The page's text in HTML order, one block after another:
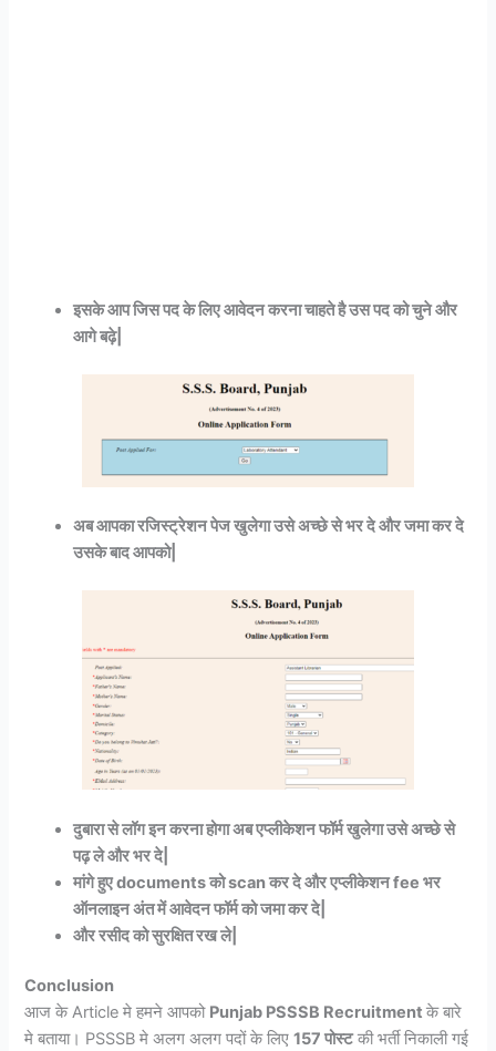
इसके आप जिस पद के लिए आवेदन करना चाहते है उस पद को चुने और
आगे बढ़े|
अब आपका रजिस्ट्रेशन पेज खुलेगा उसे अच्छे से भर दे और जमा कर दे
उसके बाद आपको|
दुबारा से लॉग इन करना होगा अब एप्लीकेशन फॉर्म खुलेगा उसे अच्छे से
पढ़ ले और भर दे|
मांगे हुए documents को scan कर दे और एप्लीकेशन fee भर
ऑनलाइन अंत में आवेदन फॉर्म को जमा कर दे|
और रसीद को सुरक्षित रख ले|
Conclusion
आज के Article मे हमने आपको Punjab PSSSB Recruitmentके बारे
मे बताया। PSSSB मे अलग अलग पदों के लिए157 पोस्टकी भर्ती निकाली गई